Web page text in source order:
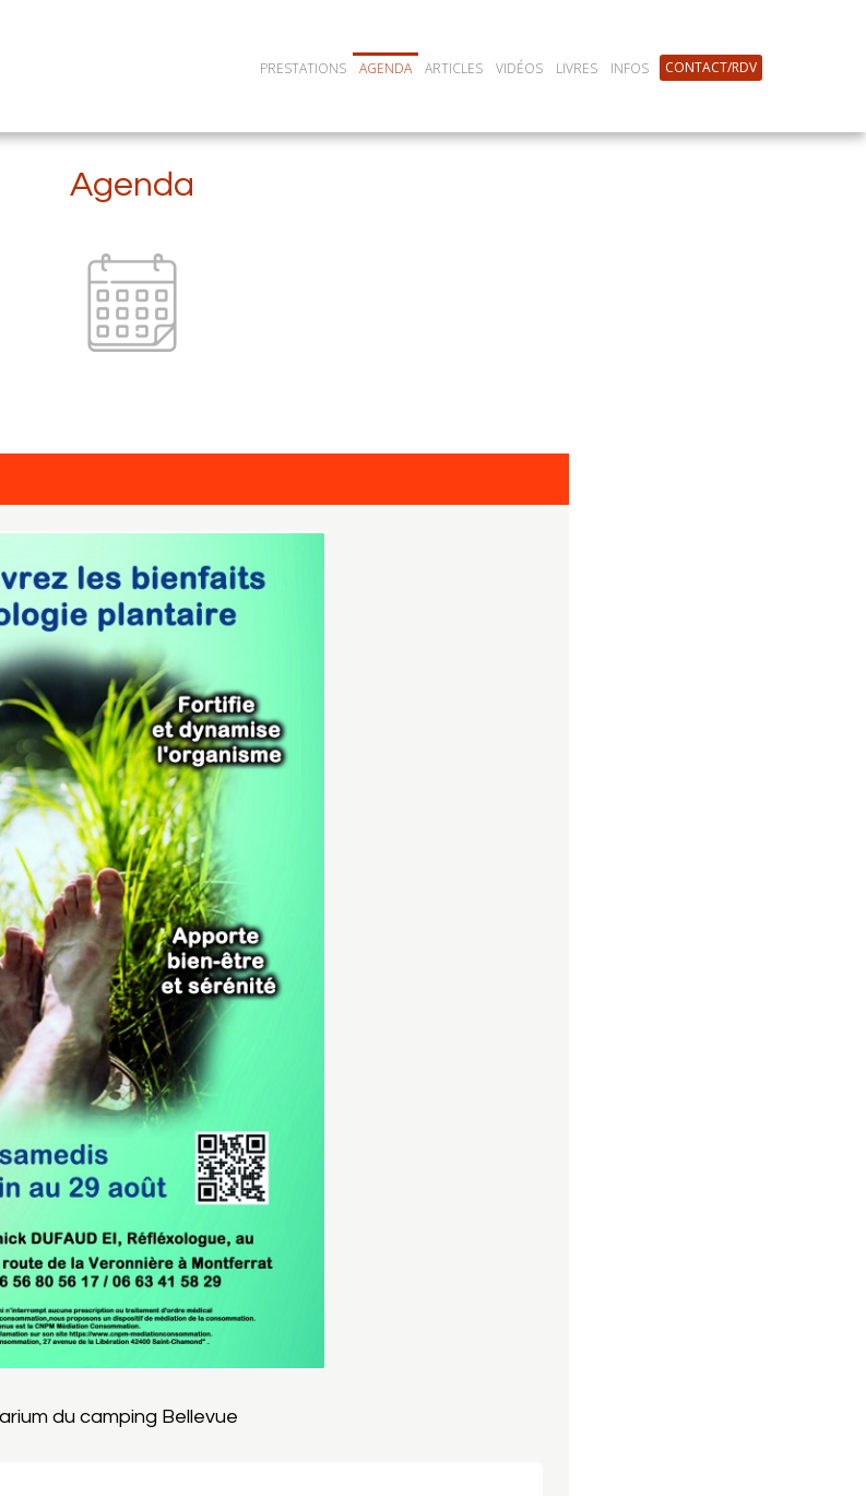
PRESTATIONS AGENDA ARTICLES VIDÉOS LIVRES INFOS CONTACT/RDV
Agenda
du camping Bellevue